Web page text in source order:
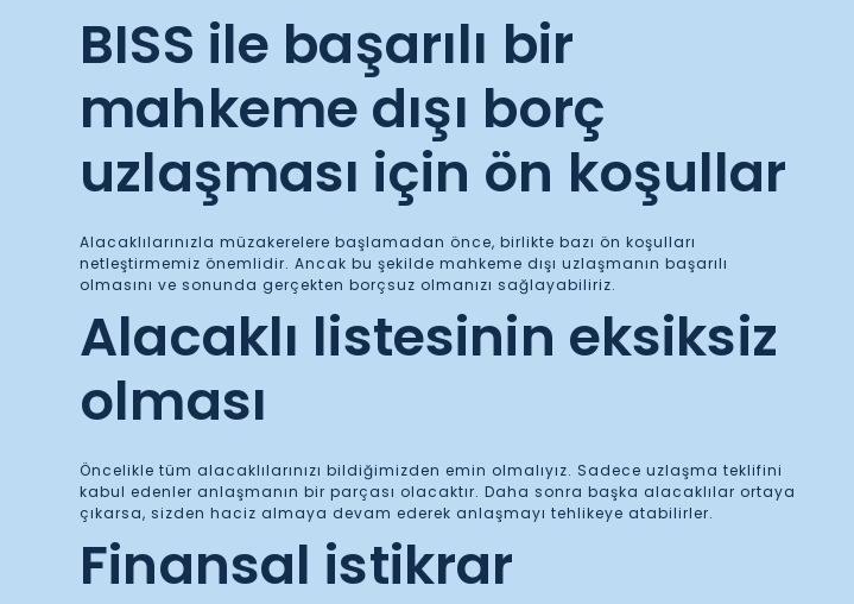
BISS ile başarılı bir
mahkeme dışı borç
uzlaşması için ön koşullar
Alacaklılarınızla müzakerelere başlamadan önce, birlikte bazı ön koşulları
netleştirmemiz önemlidir. Ancak bu şekilde mahkeme dışı uzlaşmanın başarılı
olmasını ve sonunda gerçekten borçsuz olmanızı sağlayabiliriz.
Alacaklı listesinin eksiksiz
olması
Öncelikle tüm alacaklılarınızı bildiğimizden emin olmalıyız. Sadece uzlaşma teklifini
kabul edenler anlaşmanın bir parçası olacaktır. Daha sonra başka alacaklılar ortaya
çıkarsa, sizden haciz almaya devam ederek anlaşmayı tehlikeye atabilirler.
Finansal istikrar